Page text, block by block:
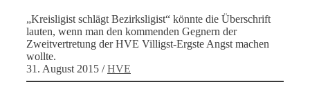
„Kreisligist schlägt Bezirksligist“ könnte die Überschrift
lauten, wenn man den kommenden Gegnern der
Zweitvertretung der HVE Villigst-Ergste Angst machen
wollte.
31. August 2015 /HVE